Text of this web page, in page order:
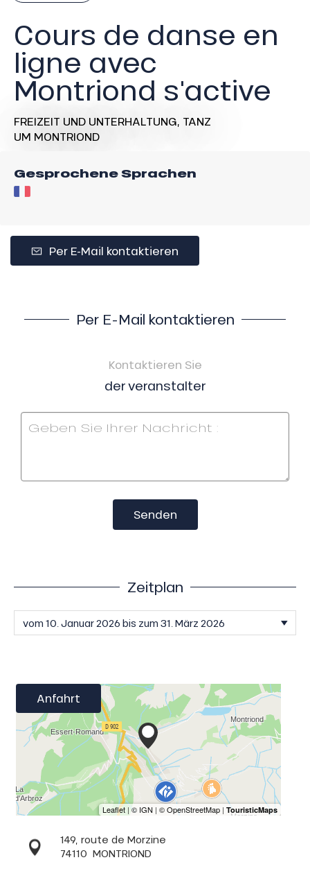
Cours de danse en
ligne avec
Montriond s'active
FREIZEIT UND UNTERHALTUNG, TANZ
UM MONTRIOND
Gesprochene Sprachen
Per E-Mail kontaktieren
Per E-Mail kontaktieren
Kontaktieren Sie
der veranstalter
Senden
Zeitplan
Anfahrt
149, route de Morzine
74110 MONTRIOND